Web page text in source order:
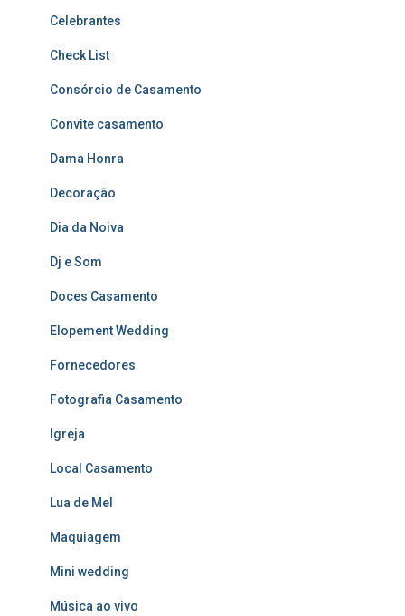
Celebrantes
Check List
Consórcio de Casamento
Convite casamento
Dama Honra
Decoração
Dia da Noiva
Dj e Som
Doces Casamento
Elopement Wedding
Fornecedores
Fotografia Casamento
Igreja
Local Casamento
Lua de Mel
Maquiagem
Mini wedding
Música ao vivo